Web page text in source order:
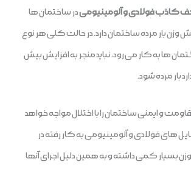
فولادی و آلومینیومیدر ساختمان ها
وزن بار مرده ساختمان دارد. در حالت کلی هر نوع
ها به کار می رود، نباید منجر به افزایش بیش
بار مرده شود.
و ایمنی ساختمان را با اختلال مواجه خواهد
های فولادی و آلومینیومی به کار رفته در
کمی داشته و به همین دلیل اجرای آنها